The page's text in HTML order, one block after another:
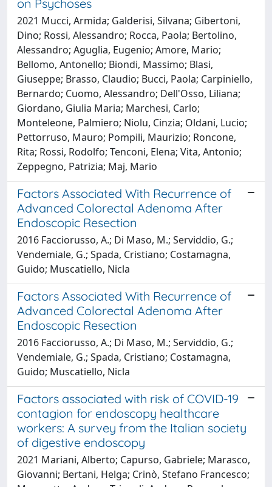
on Psychoses
2021 Mucci, Armida; Galderisi, Silvana; Gibertoni,
Dino; Rossi, Alessandro; Rocca, Paola; Bertolino,
Alessandro; Aguglia, Eugenio; Amore, Mario;
Bellomo, Antonello; Biondi, Massimo; Blasi,
Giuseppe; Brasso, Claudio; Bucci, Paola; Carpiniello,
Bernardo; Cuomo, Alessandro; Dell'Osso, Liliana;
Giordano, Giulia Maria; Marchesi, Carlo;
Monteleone, Palmiero; Niolu, Cinzia; Oldani, Lucio;
Pettorruso, Mauro; Pompili, Maurizio; Roncone,
Rita; Rossi, Rodolfo; Tenconi, Elena; Vita, Antonio;
Zeppegno, Patrizia; Maj, Mario
Factors Associated With Recurrence of
Advanced Colorectal Adenoma After
Endoscopic Resection
2016 Facciorusso, A.; Di Maso, M.; Serviddio, G.;
Vendemiale, G.; Spada, Cristiano; Costamagna,
Guido; Muscatiello, Nicla
Factors Associated With Recurrence of
Advanced Colorectal Adenoma After
Endoscopic Resection
2016 Facciorusso, A.; Di Maso, M.; Serviddio, G.;
Vendemiale, G.; Spada, Cristiano; Costamagna,
Guido; Muscatiello, Nicla
Factors associated with risk of COVID-19
contagion for endoscopy healthcare
workers: A survey from the Italian society
of digestive endoscopy
2021 Mariani, Alberto; Capurso, Gabriele; Marasco,
Giovanni; Bertani, Helga; Crinò, Stefano Francesco;